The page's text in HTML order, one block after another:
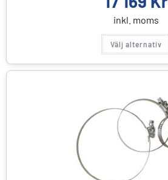
inkl. moms
Välj alternativ